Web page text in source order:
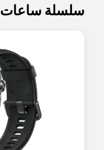
سلسلة ساعات WATCH FIT. تصميمٌ مربّع أيقوني يجسّد أسلوبك الخاص.